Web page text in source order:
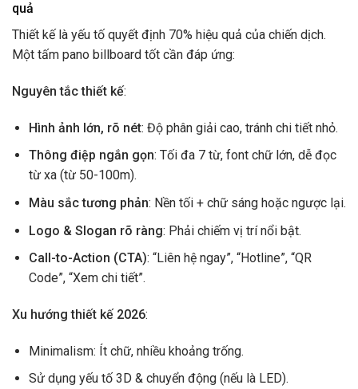
quả
Thiết kế là yếu tố quyết định 70% hiệu quả của chiến dịch.
Một tấm pano billboard tốt cần đáp ứng:
Nguyên tắc thiết kế:
Hình ảnh lớn, rõ nét: Độ phân giải cao, tránh chi tiết nhỏ.
Thông điệp ngắn gọn: Tối đa 7 từ, font chữ lớn, dễ đọc
từ xa (từ 50-100m).
Màu sắc tương phản: Nền tối + chữ sáng hoặc ngược lại.
Logo & Slogan rõ ràng: Phải chiếm vị trí nổi bật.
Call-to-Action (CTA): “Liên hệ ngay”, “Hotline”, “QR
Code”, “Xem chi tiết”.
Xu hướng thiết kế 2026:
Minimalism: Ít chữ, nhiều khoảng trống.
Sử dụng yếu tố 3D & chuyển động (nếu là LED).